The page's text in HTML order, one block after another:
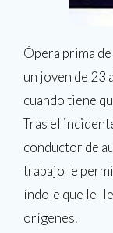
Ópera prima
un joven de 23
cuando tiene
Tras el
conductor de
trabajo le
índole que le
orígenes.